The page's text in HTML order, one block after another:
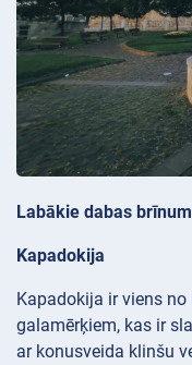
Labākie dabas
Kapadokija
Kapadokija ir viens
galamērķiem, kas ir
ar konusveida klinšu